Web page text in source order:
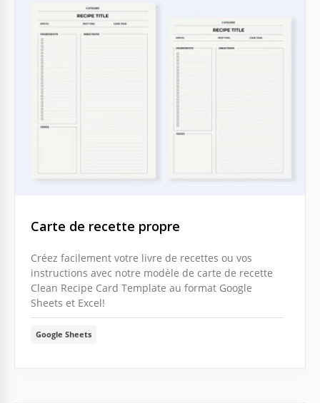
Carte de recette propre
Créez facilement votre livre de recettes ou vos
instructions avec notre modèle de carte de recette
Clean Recipe Card Template au format Google
Sheets et Excel!
Google Sheets